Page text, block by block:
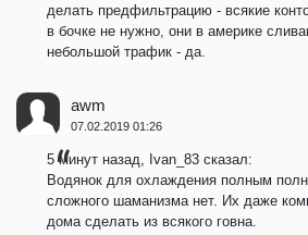
делать предфильтрацию - всякие
в бочке не нужно, они в америке
небольшой трафик - да.
awm
07.02.2019 01:26
5 минут назад, Ivan_83 сказал:
Водянок для охлаждения полным
сложного шаманизма нет. Их даже
дома сделать из всякого говна.